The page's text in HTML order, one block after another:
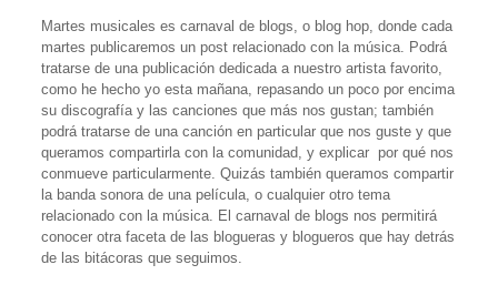
Martes musicales es carnaval de blogs, o blog hop, donde cada
martes publicaremos un post relacionado con la música. Podrá
tratarse de una publicación dedicada a nuestro artista favorito,
como he hecho yo esta mañana, repasando un poco por encima
su discografía y las canciones que más nos gustan; también
podrá tratarse de una canción en particular que nos guste y que
queramos compartirla con la comunidad, y explicar por qué nos
conmueve particularmente. Quizás también queramos compartir
la banda sonora de una película, o cualquier otro tema
relacionado con la música. El carnaval de blogs nos permitirá
conocer otra faceta de las blogueras y blogueros que hay detrás
de las bitácoras que seguimos.